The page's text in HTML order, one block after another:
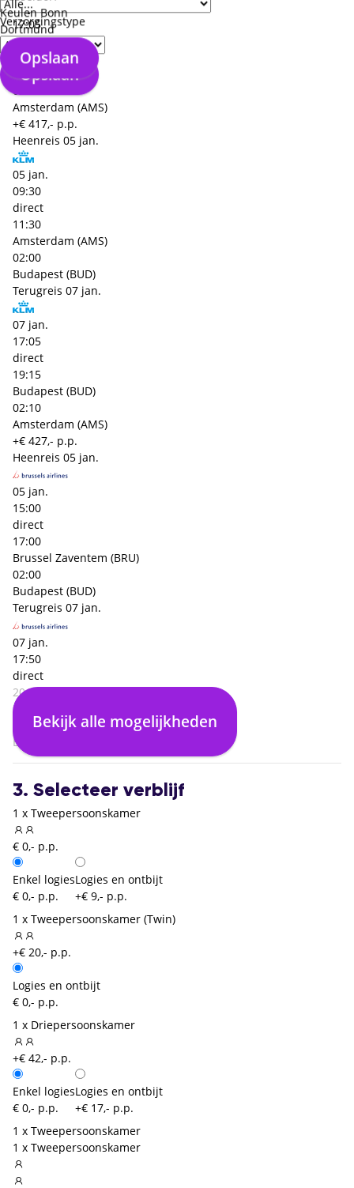
Verzorgingstype
Opslaan
Keulen Bonn
Dortmund
Opslaan
07 jan.
17:05
direct
19:15
Budapest (BUD)
02:10
Amsterdam (AMS)
+€ 417,- p.p.
Heenreis 05 jan.
05 jan.
09:30
direct
11:30
Amsterdam (AMS)
02:00
Budapest (BUD)
Terugreis 07 jan.
07 jan.
17:05
direct
19:15
Budapest (BUD)
02:10
Amsterdam (AMS)
+€ 427,- p.p.
Heenreis 05 jan.
05 jan.
15:00
direct
17:00
Brussel Zaventem (BRU)
02:00
Budapest (BUD)
Terugreis 07 jan.
07 jan.
17:50
direct
20:00
Budapest (BUD)
02:10
Brussel Zaventem (BRU)
Bekijk alle mogelijkheden
3. Selecteer verblijf
1 x Tweepersoonskamer
€ 0,- p.p.
Enkel logies
€ 0,- p.p.
Logies en ontbijt
+€ 9,- p.p.
1 x Tweepersoonskamer (Twin)
+€ 20,- p.p.
Logies en ontbijt
€ 0,- p.p.
1 x Driepersoonskamer
+€ 42,- p.p.
Enkel logies
€ 0,- p.p.
Logies en ontbijt
+€ 17,- p.p.
1 x Tweepersoonskamer
1 x Tweepersoonskamer